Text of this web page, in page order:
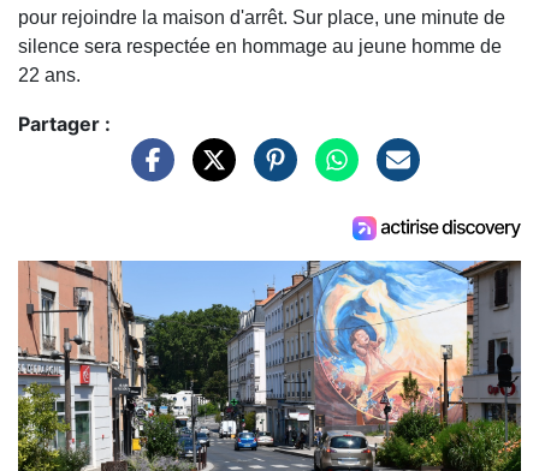
pour rejoindre la maison d'arrêt. Sur place, une minute de
silence sera respectée en hommage au jeune homme de
22 ans.
Partager :